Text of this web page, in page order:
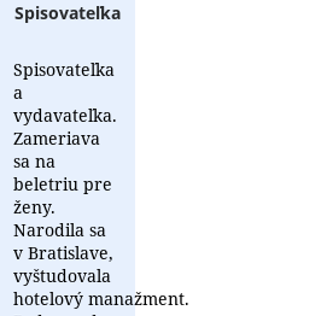
Spisovateľka
Spisovateľka
a
vydavateľka.
Zameriava
sa na
beletriu pre
ženy.
Narodila sa
v Bratislave,
vyštudovala
hotelový manažment.